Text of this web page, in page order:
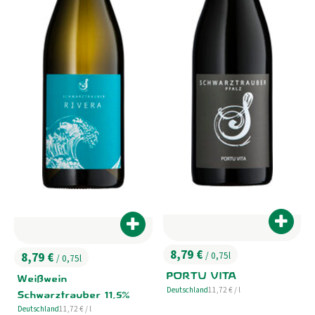
, Preis:
8,79 € / 0,75l
Weißwein
Schwarztrauber 11,5%
Deutschland, Referenzpreis:
11,72 € / l
Produkt zum Warenkorb hinzufügen
, Preis:
8,79 € / 0,75l
PORTU VITA
, Herkunft:
Deutschland, Referenzpreis:
11,72 € / l